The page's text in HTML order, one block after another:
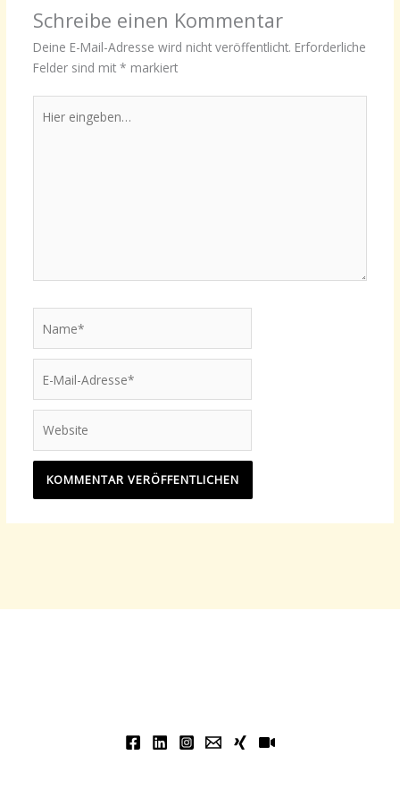
Schreibe einen Kommentar
Deine E-Mail-Adresse wird nicht veröffentlicht. Erforderliche
Felder sind mit * markiert
eingeben…
Mail-
Adresse*